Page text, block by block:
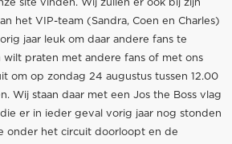
site vinden. Wij zullen er ook bij zijn
het VIP-team (Sandra, Coen en Charles)
jaar leuk om daar andere fans te
wilt praten met andere fans of met ons
om op zondag 24 augustus tussen 12.00
Wij staan daar met een Jos the Boss vlag
er in ieder geval vorig jaar nog stonden
onder het circuit doorloopt en de